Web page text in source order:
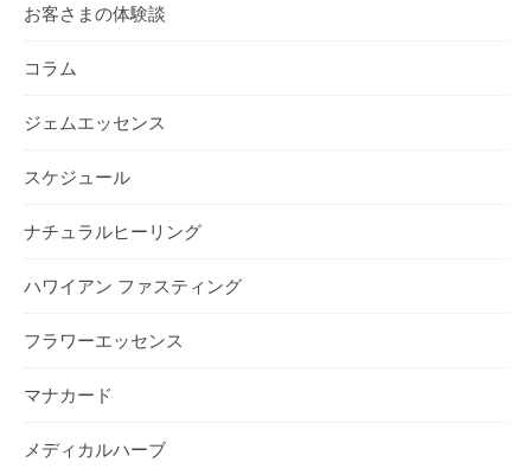
お客さまの体験談
コラム
ジェムエッセンス
スケジュール
ナチュラルヒーリング
ハワイアン ファスティング
フラワーエッセンス
マナカード
メディカルハーブ